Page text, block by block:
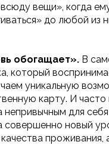
вещи», когда
до любой из
обогащает». В
который
уникальную
карту. И часто
непривычным для
совершенно новый
проживания,